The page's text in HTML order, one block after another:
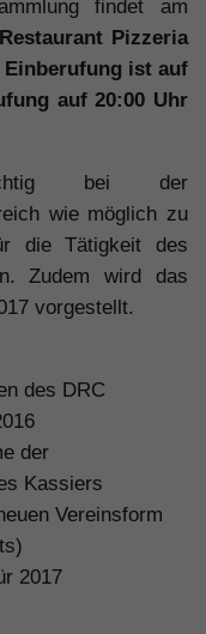
findet am
Restaurant Pizzeria
Einberufung ist auf
auf 20:00 Uhr
bei der
wie möglich zu
die Tätigkeit des
Zudem wird das
vorgestellt.
des DRC
der
Kassiers
Vereinsform
2017